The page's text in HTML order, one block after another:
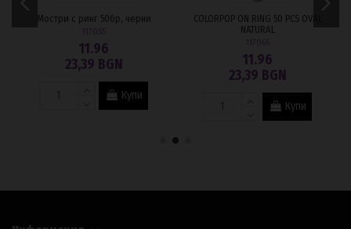
Мостри с ринг 50бр, черни
11.96
23,39 BGN
Купи
COLORPOP ON RING 50 PCS OVAL
NATURAL
11.96
23,39 BGN
Купи